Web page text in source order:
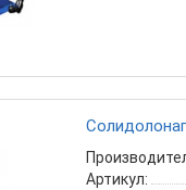
Артикул: